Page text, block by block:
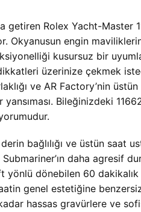
getiren Rolex Yacht-
Okyanusun engin
kusursuz bir
üzerinize çekmek
ve AR Factory’nin
Bileğinizdeki
bağlılığı ve üstün saat
Submariner’ın daha
dönebilen 60
genel estetiğine
hassas gravürlere ve